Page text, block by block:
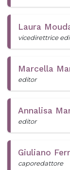
Laura
vicedirettrice
Marcella
editor
Annalisa
editor
Giuliano
caporedattore